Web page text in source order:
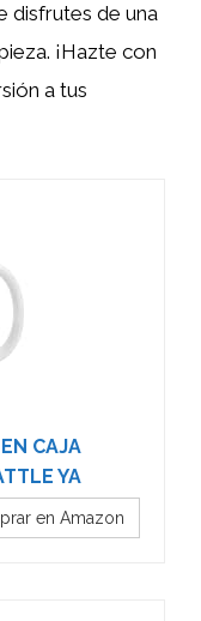
disfrutes de una
¡Hazte con
a tus
CAJA
YA
en Amazon